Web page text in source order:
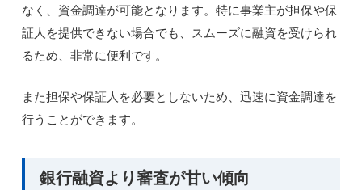
なく、資金調達が可能となります。特に事業主が担保や保
証人を提供できない場合でも、スムーズに融資を受けられ
るため、非常に便利です。
また担保や保証人を必要としないため、迅速に資金調達を
行うことができます。
銀行融資より審査が甘い傾向